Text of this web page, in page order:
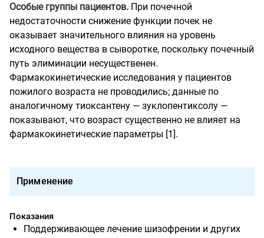
Особые группы пациентов. При почечной
недостаточности снижение функции почек не
оказывает значительного влияния на уровень
исходного вещества в сыворотке, поскольку почечный
путь элиминации несущественен.
Фармакокинетические исследования у пациентов
пожилого возраста не проводились; данные по
аналогичному тиоксантену — зуклопентиксолу —
показывают, что возраст существенно не влияет на
фармакокинетические параметры [1].
Применение
Показания
Поддерживающее лечение шизофрении и других